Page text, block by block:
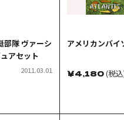
部隊 ヴァーシ
アセット
2011.03.01
アメリカンバイ
￥4,180(税